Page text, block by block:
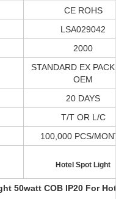
CE ROHS
LSA029042
2000
STANDARD EX
OEM
20 DAYS
T/T OR L/C
100,000 PCS/
Hotel Spot Light
50watt COB IP20 For